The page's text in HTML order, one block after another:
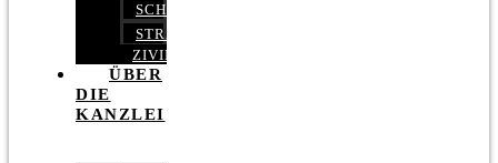
SCHUFARECHT
STRAFRECHT
ZIVILRECHT
ÜBER
DIE
KANZLEI